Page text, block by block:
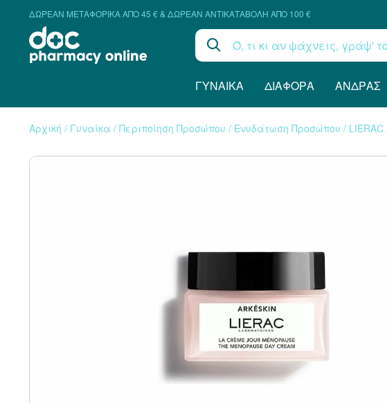
ΔΩΡΕΑΝ ΜΕΤΑΦΟΡΙΚΑ ΑΠΟ 45 € & ΔΩΡΕΑΝ ΑΝΤΙΚΑΤΑΒΟΛΗ ΑΠΟ 100 €
ΓΥΝΑΊΚΑ ΔΙΆΦΟΡΑ ΆΝΔΡΑΣ
Αρχική / Γυναίκα / Περιποίηση Προσώπου / Ενυδάτωση Προσώπου / LIERAC